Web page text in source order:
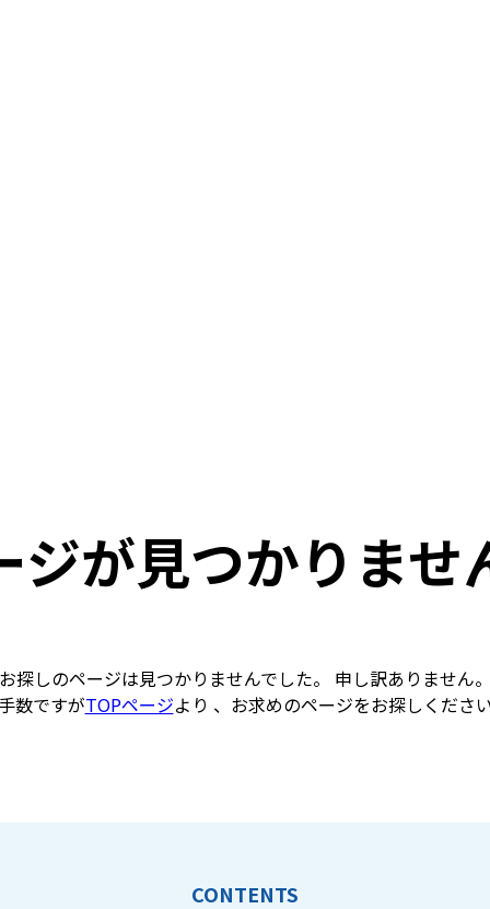
ジが見つかりませ
探しのページは見つかりませんでした。 申し訳ありません。
数ですがTOPページより 、お求めのページをお探しください
CONTENTS